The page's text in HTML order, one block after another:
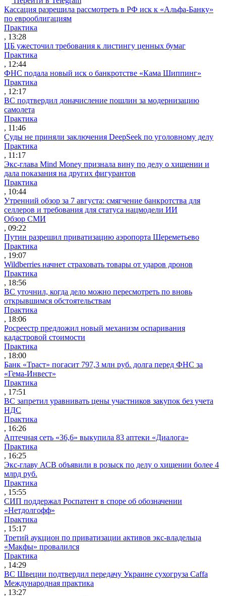
Кассация разрешила рассмотреть в РФ иск к «Альфа-Банку»
по еврооблигациям
Практика
, 13:28
ЦБ ужесточил требования к листингу ценных бумаг
Практика
, 12:44
ФНС подала новый иск о банкротстве «Кама Шиппинг»
Практика
, 12:17
ВС подтвердил доначисление пошлин за модернизацию
самолета
Практика
, 11:46
Суды не приняли заключения DeepSeek по уголовному делу
Практика
, 11:17
Экс-глава Mind Money признала вину по делу о хищении и
дала показания на других фигурантов
Практика
, 10:44
Утренний обзор за 7 августа: смягчение банкротства для
селлеров и требования для статуса нацмодели ИИ
Обзор СМИ
, 09:22
Путин разрешил приватизацию аэропорта Шереметьево
Практика
, 19:07
Wildberries начнет страховать товары от ударов дронов
Практика
, 18:56
ВС уточнил, когда дело можно пересмотреть по вновь
открывшимся обстоятельствам
Практика
, 18:06
Росреестр предложил новый механизм оспаривания
кадастровой стоимости
Практика
, 18:00
Банк «Траст» погасит 797,3 млн руб. долга перед ФНС за
«Гема-Инвест»
Практика
, 17:51
ВС запретил уравнивать цены участников закупок без учета
НДС
Практика
, 16:26
Аптечная сеть «36,6» выкупила 83 аптеки «Диалога»
Практика
, 16:25
Экс-главу АСВ объявили в розыск по делу о хищении более 4
млрд руб.
Практика
, 15:55
СИП поддержал Роспатент в споре об обозначении
«Нетдолгофф»
Практика
, 15:17
Третий аукцион по приватизации активов экс-владельца
«Макфы» провалился
Практика
, 14:29
ВС Швеции подтвердил передачу Украине сухогруза Caffa
Международная практика
, 13:27